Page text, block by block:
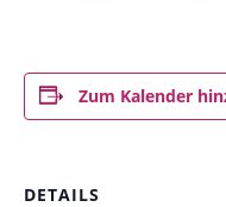
Zum Kalender
DETAILS